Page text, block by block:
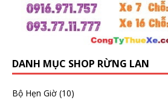
DANH MỤC SHOP RỪNG LAN
Bộ Hẹn Giờ (10)